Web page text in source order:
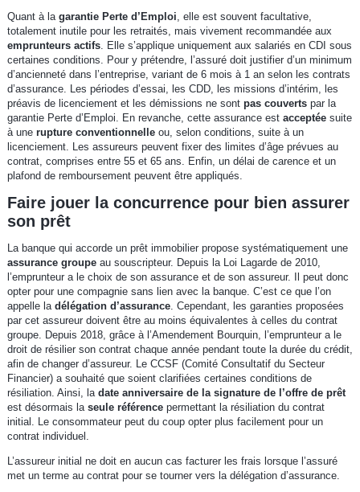
Quant à la garantie Perte d’Emploi , elle est souvent facultative,
totalement inutile pour les retraités, mais vivement recommandée aux
emprunteurs actifs. Elle s’applique uniquement aux salariés en CDI sous
certaines conditions. Pour y prétendre, l’assuré doit justifier d’un minimum
d’ancienneté dans l’entreprise, variant de 6 mois à 1 an selon les contrats
d’assurance. Les périodes d’essai, les CDD, les missions d’intérim, les
préavis de licenciement et les démissions ne sont pas couvertspar la
garantie Perte d’Emploi. En revanche, cette assurance est acceptéesuite
à une rupture conventionnelleou, selon conditions, suite à un
licenciement. Les assureurs peuvent fixer des limites d’âge prévues au
contrat, comprises entre 55 et 65 ans. Enfin, un délai de carence et un
plafond de remboursement peuvent être appliqués.
Faire jouer la concurrence pour bien assurer
son prêt
La banque qui accorde un prêt immobilier propose systématiquement une
assurance groupeau souscripteur. Depuis la Loi Lagarde de 2010,
l’emprunteur a le choix de son assurance et de son assureur. Il peut donc
opter pour une compagnie sans lien avec la banque. C’est ce que l’on
appelle la délégation d’assurance. Cependant, les garanties proposées
par cet assureur doivent être au moins équivalentes à celles du contrat
groupe. Depuis 2018, grâce à l’Amendement Bourquin, l’emprunteur a le
droit de résilier son contrat chaque année pendant toute la durée du crédit,
afin de changer d’assureur. Le CCSF (Comité Consultatif du Secteur
Financier) a souhaité que soient clarifiées certaines conditions de
résiliation. Ainsi, la date anniversaire de la signature de l’offre de prêt
est désormais la seule référencepermettant la résiliation du contrat
initial. Le consommateur peut du coup opter plus facilement pour un
contrat individuel.
L’assureur initial ne doit en aucun cas facturer les frais lorsque l’assuré
met un terme au contrat pour se tourner vers la délégation d’assurance.